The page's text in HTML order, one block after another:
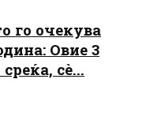
го очекува
Овие 3
сè...